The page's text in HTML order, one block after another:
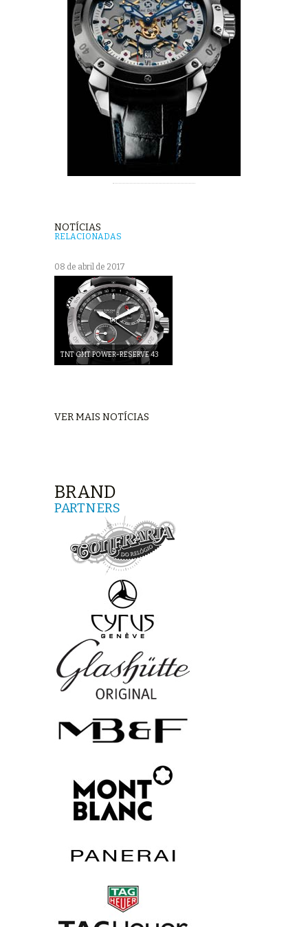
NOTÍCIAS
RELACIONADAS
08 de abril de 2017
TNT GMT POWER-RESERVE 43
VER MAIS NOTÍCIAS
BRAND
PARTNERS